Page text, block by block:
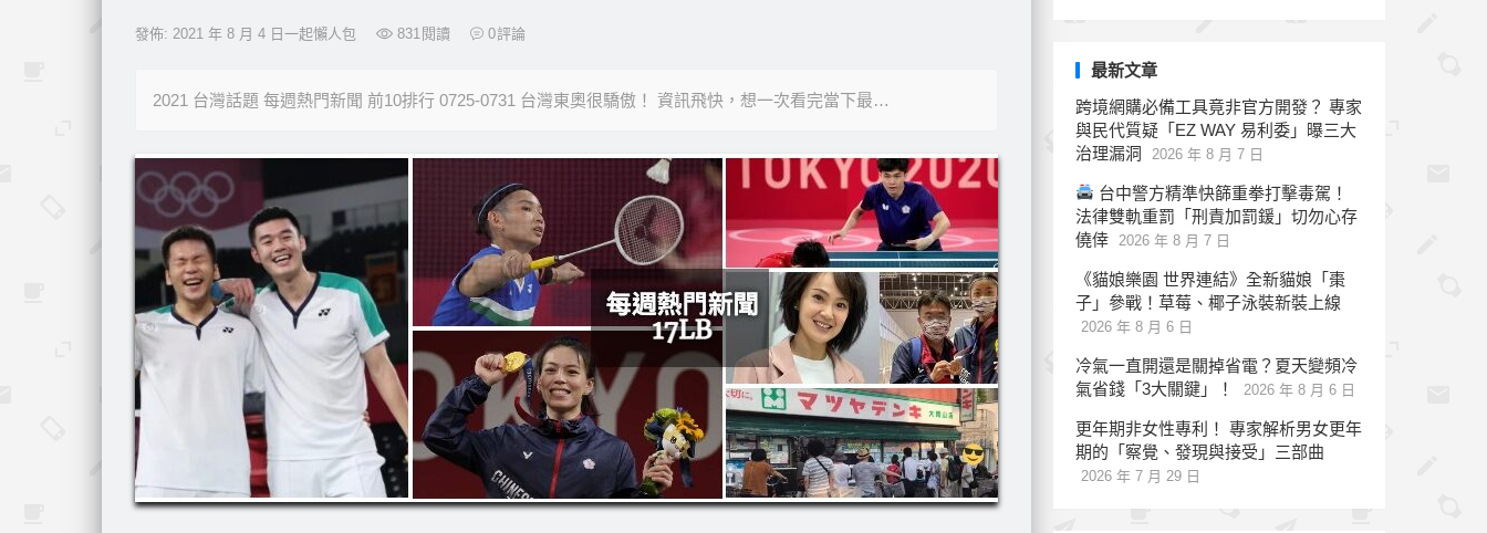
發佈: 2021 年 8 月 4 日一起懶人包 831 閱讀 0評論
2021 台灣話題 每週熱門新聞 前10排行 0725-0731 台灣東奧很驕傲！ 資訊飛快，想一次看完當下最…
最新文章
跨境網購必備工具竟非官方開發？ 專家
與民代質疑「EZ WAY 易利委」曝三大
治理漏洞
2026 年 8 月 7 日
台中警方精準快篩重拳打擊毒駕！
法律雙軌重罰「刑責加罰鍰」切勿心存
僥倖
2026 年 8 月 7 日
《貓娘樂園 世界連結》全新貓娘「棗
子」參戰！草莓、椰子泳裝新裝上線
2026 年 8 月 6 日
冷氣一直開還是關掉省電？夏天變頻冷
氣省錢「3大關鍵」！
2026 年 8 月 6 日
更年期非女性專利！ 專家解析男女更年
期的「察覺、發現與接受」三部曲
2026 年 7 月 29 日